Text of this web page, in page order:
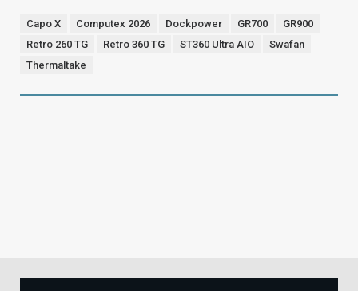
Capo X Computex 2026 Dockpower GR700
GR900
Retro 260 TG
Retro 360 TG ST360 Ultra AIO
Swafan
Thermaltake